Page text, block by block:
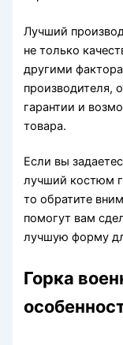
Лучший
не только
другими
производителя,
гарантии и
товара.
Если вы
лучший костюм
то обратите
помогут вам
лучшую форму
Горка